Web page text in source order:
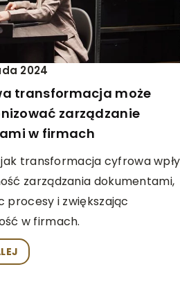
2024
transformacja może
zarządzanie
w firmach
jak transformacja cyfrowa
zarządzania dokumentami,
procesy i zwiększając
w firmach.
INNE ROZRYWKA
11 listopada 2025
korzyści niesie ze sobą
przygody z
glinie?
jak rzeźbienie w glinie
relaksację oraz
manualnych.
korzyści czekają na osoby,
się rozpocząć tę